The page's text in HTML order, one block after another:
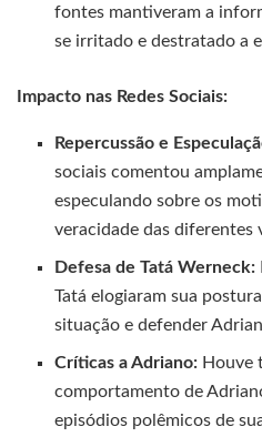
fontes mantiveram a
se irritado e destratado a
Impacto nas Redes Sociais:
Repercussão e
sociais comentou
especulando sobre os
veracidade das diferentes
Defesa de Tatá Werneck:
Tatá elogiaram sua
situação e defender
Críticas a Adriano: Houve
comportamento de
episódios polêmicos de